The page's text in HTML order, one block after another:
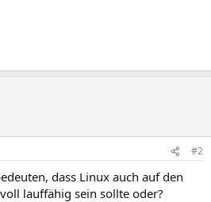
#2
dass Linux auch auf den
lauffähig sein sollte oder?